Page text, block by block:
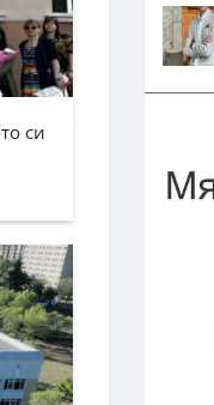
си